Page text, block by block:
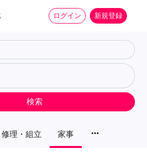
ログイン 新規登録
修理・組立 家事 more_horiz
検索